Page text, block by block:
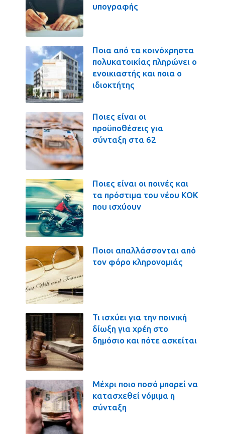
υπογραφής
Ποια από τα κοινόχρηστα
πολυκατοικίας πληρώνει ο
ενοικιαστής και ποια ο
ιδιοκτήτης
Ποιες είναι οι
προϋποθέσεις για
σύνταξη στα 62
Ποιες είναι οι ποινές και
τα πρόστιμα του νέου ΚΟΚ
που ισχύουν
Ποιοι απαλλάσσονται από
τον φόρο κληρονομιάς
Τι ισχύει για την ποινική
δίωξη για χρέη στο
δημόσιο και πότε ασκείται
Μέχρι ποιο ποσό μπορεί να
κατασχεθεί νόμιμα η
σύνταξη